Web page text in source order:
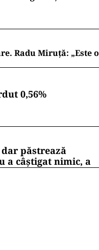
Radu Miruță: „Este o
0,56%
păstrează
a câștigat nimic, a